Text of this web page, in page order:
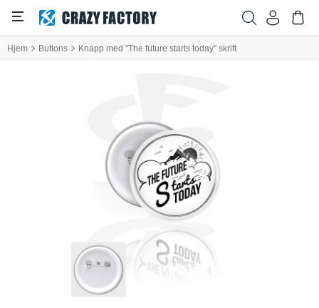
Hjem Buttons Knapp med "The future starts today" skrift